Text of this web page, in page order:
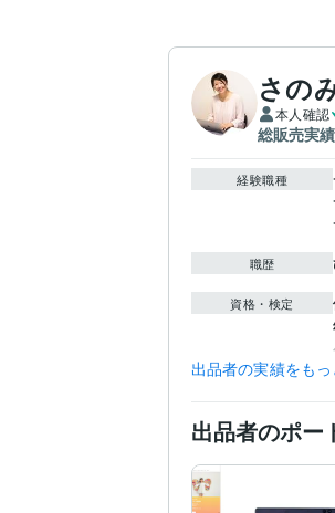
さの
本人確認
総販売実績
経験職種
職歴
資格・検定
ティブツール
得意分野
出品者の実績をも
出品者のポー